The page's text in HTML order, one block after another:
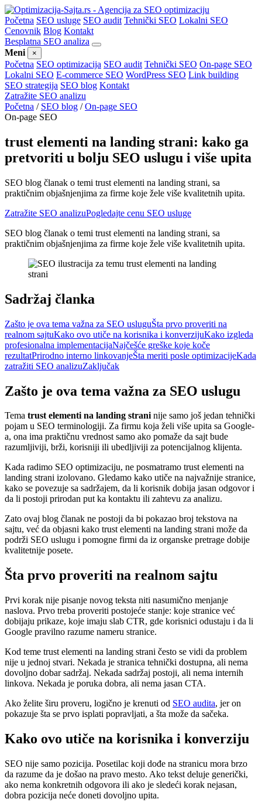
Početna SEO usluge SEO audit Tehnički SEO Lokalni SEO
Cenovnik Blog Kontakt
Besplatna SEO analiza
Meni
×
Početna SEO optimizacija SEO audit Tehnički SEO On-page SEO
Lokalni SEO E-commerce SEO WordPress SEO Link building
SEO strategija SEO blog Kontakt
Zatražite SEO analizu
Početna / SEO blog /On-page SEO
On-page SEO
trust elementi na landing strani: kako ga
pretvoriti u bolju SEO uslugu i više upita
SEO blog članak o temi trust elementi na landing strani, sa
praktičnim objašnjenjima za firme koje žele više kvalitetnih upita.
Zatražite SEO analizuPogledajte cenu SEO usluge
SEO blog članak o temi trust elementi na landing strani, sa
praktičnim objašnjenjima za firme koje žele više kvalitetnih upita.
Sadržaj članka
Zašto je ova tema važna za SEO usluguŠta prvo proveriti na
realnom sajtuKako ovo utiče na korisnika i konverzijuKako izgleda
profesionalna implementacijaNajčešće greške koje koče
rezultatPrirodno interno linkovanjeŠta meriti posle optimizacijeKada
zatražiti SEO analizuZaključak
Zašto je ova tema važna za SEO uslugu
Tema trust elementi na landing straninije samo još jedan tehnički
pojam u SEO terminologiji. Za firmu koja želi više upita sa Google-
a, ona ima praktičnu vrednost samo ako pomaže da sajt bude
razumljiviji, brži, korisniji ili ubedljiviji za potencijalnog klijenta.
Kada radimo SEO optimizaciju, ne posmatramo trust elementi na
landing strani izolovano. Gledamo kako utiče na najvažnije stranice,
kako se povezuje sa sadržajem, da li korisnik dobija jasan odgovor i
da li postoji prirodan put ka kontaktu ili zahtevu za analizu.
Zato ovaj blog članak ne postoji da bi pokazao broj tekstova na
sajtu, već da objasni kako trust elementi na landing strani može da
podrži SEO uslugu i pomogne firmi da iz organske pretrage dobije
kvalitetnije posete.
Šta prvo proveriti na realnom sajtu
Prvi korak nije pisanje novog teksta niti nasumično menjanje
naslova. Prvo treba proveriti postojeće stanje: koje stranice već
dobijaju prikaze, koje imaju slab CTR, gde korisnici odustaju i da li
Google pravilno razume nameru stranice.
Kod teme trust elementi na landing strani često se vidi da problem
nije u jednoj stvari. Nekada je stranica tehnički dostupna, ali nema
dovoljno dobar sadržaj. Nekada sadržaj postoji, ali nema internih
linkova. Nekada je poruka dobra, ali nema jasan CTA.
Ako želite širu proveru, logično je krenuti od SEO audita, jer on
pokazuje šta se prvo isplati popravljati, a šta može da sačeka.
Kako ovo utiče na korisnika i konverziju
SEO nije samo pozicija. Posetilac koji dođe na stranicu mora brzo
da razume da je došao na pravo mesto. Ako tekst deluje generički,
ako nema konkretnih odgovora ili ako je sledeći korak nejasan,
dobra pozicija neće doneti dovoljno upita.